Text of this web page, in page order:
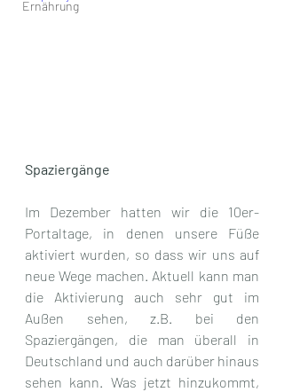
Ernährung
Spaziergänge
Im Dezember hatten wir die 10er-
Portaltage, in denen unsere Füße
aktiviert wurden, so dass wir uns auf
neue Wege machen. Aktuell kann man
die Aktivierung auch sehr gut im
Außen sehen, z.B. bei den
Spaziergängen, die man überall in
Deutschland und auch darüber hinaus
sehen kann. Was jetzt hinzukommt,